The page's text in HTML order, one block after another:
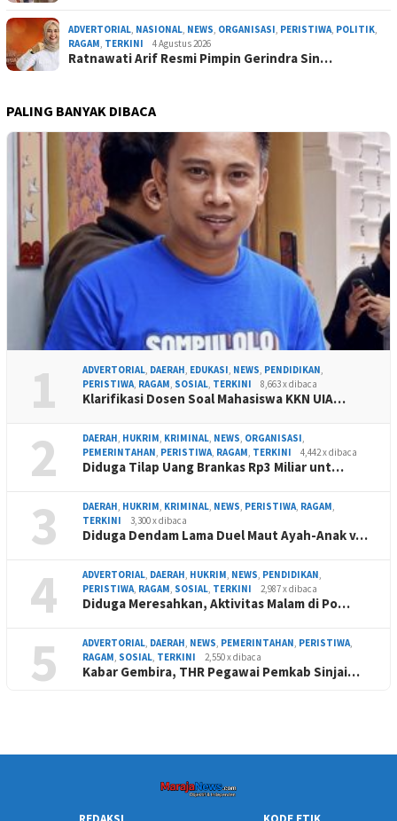
ADVERTORIAL, NASIONAL, NEWS, ORGANISASI, PERISTIWA, POLITIK,
RAGAM, TERKINI 4 Agustus 2026
Ratnawati Arif Resmi Pimpin Gerindra Sin…
PALING BANYAK DIBACA
1 ADVERTORIAL, DAERAH, EDUKASI, NEWS, PENDIDIKAN,
PERISTIWA, RAGAM, SOSIAL, TERKINI 8,663 x dibaca
Klarifikasi Dosen Soal Mahasiswa KKN UIA…
2 DAERAH, HUKRIM, KRIMINAL, NEWS, ORGANISASI,
PEMERINTAHAN, PERISTIWA, RAGAM, TERKINI 4,442 x dibaca
Diduga Tilap Uang Brankas Rp3 Miliar unt…
3 DAERAH, HUKRIM, KRIMINAL, NEWS, PERISTIWA, RAGAM,
TERKINI
3,300 x dibaca
Diduga Dendam Lama Duel Maut Ayah-Anak v…
4 ADVERTORIAL, DAERAH, HUKRIM, NEWS, PENDIDIKAN,
PERISTIWA, RAGAM, SOSIAL, TERKINI 2,987 x dibaca
Diduga Meresahkan, Aktivitas Malam di Po…
5 ADVERTORIAL, DAERAH, NEWS, PEMERINTAHAN, PERISTIWA,
RAGAM, SOSIAL, TERKINI 2,550 x dibaca
Kabar Gembira, THR Pegawai Pemkab Sinjai…